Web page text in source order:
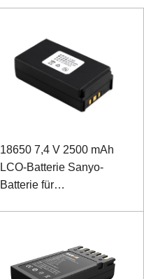
18650 7,4 V 2500 mAh
LCO-Batterie Sanyo-
Batterie für